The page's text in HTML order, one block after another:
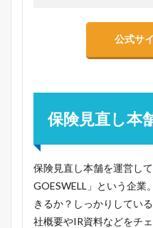
公式サ
保険見直し本
保険見直し本舗を運営し
GOESWELL」という企業
きるか？しっかりしてい
社概要やIR資料などをチ